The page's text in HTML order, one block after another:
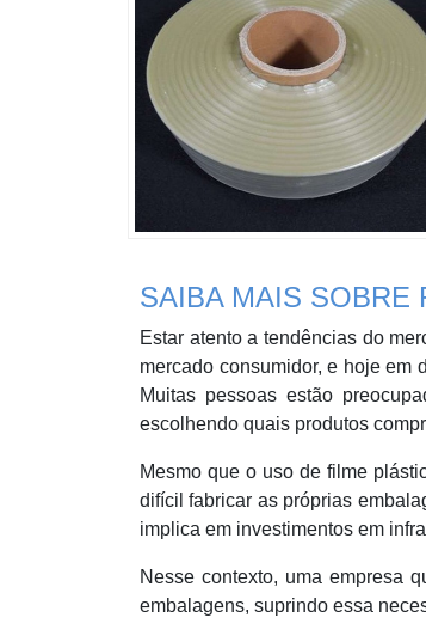
SAIBA MAIS SOBRE
Estar atento a tendências do
mercado consumidor, e hoje em
Muitas pessoas estão
escolhendo quais produtos
Mesmo que o uso de filme
difícil fabricar as próprias
implica em investimentos em
Nesse contexto, uma empresa
embalagens, suprindo essa